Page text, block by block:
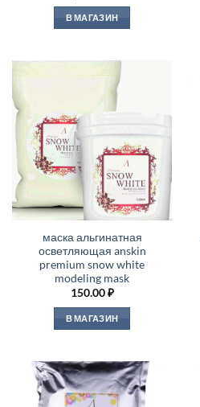
В МАГАЗИН
маска альгинатная
осветляющая anskin
premium snow white
modeling mask
150.00₽
В МАГАЗИН